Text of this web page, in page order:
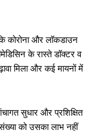
कोरोना और लॉकडाउन
के रास्ते डॉक्टर व
मिला और कई मायनों में
सुधार और प्रशिक्षित
को उसका लाभ नहीं